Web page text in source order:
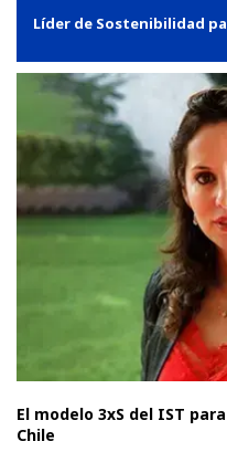
Líder de Sostenibilidad
El modelo 3xS del IST
Chile